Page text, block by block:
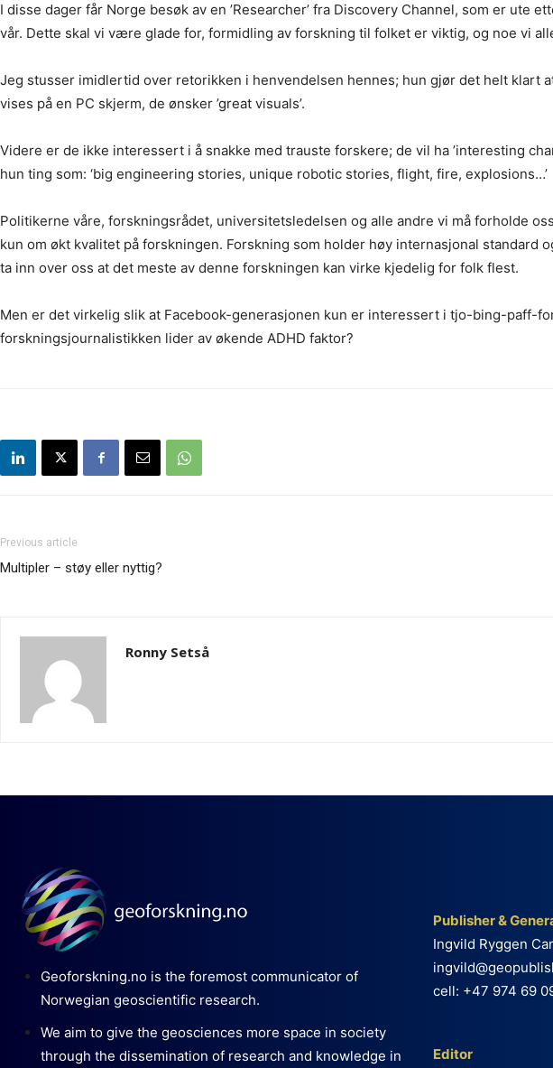
I disse dager får Norge besøk av en ’Researcher’ fra Discovery Channel, som er ute
vår. Dette skal vi være glade for, formidling av forskning til folket er viktig, og noe vi
Jeg stusser imidlertid over retorikken i henvendelsen hennes; hun gjør det helt klart
vises på en PC skjerm, de ønsker ’great visuals’.
Videre er de ikke interessert i å snakke med trauste forskere; de vil ha ’interesting
hun ting som: ‘big engineering stories, unique robotic stories, flight, fire, explosions…’
Politikerne våre, forskningsrådet, universitetsledelsen og alle andre vi må forholde
kun om økt kvalitet på forskningen. Forskning som holder høy internasjonal standard
ta inn over oss at det meste av denne forskningen kan virke kjedelig for folk flest.
Men er det virkelig slik at Facebook-generasjonen kun er interessert i tjo-bing-paff-
forskningsjournalistikken lider av økende ADHD faktor?
Previous article
Multipler – støy eller nyttig?
Ronny Setså
Geoforskning.no is the foremost communicator of
Norwegian geoscientific research.
We aim to give the geosciences more space in society
through the dissemination of research and knowledge in
Publisher &
Ingvild Ryggen
cell: +47 974 69
Editor